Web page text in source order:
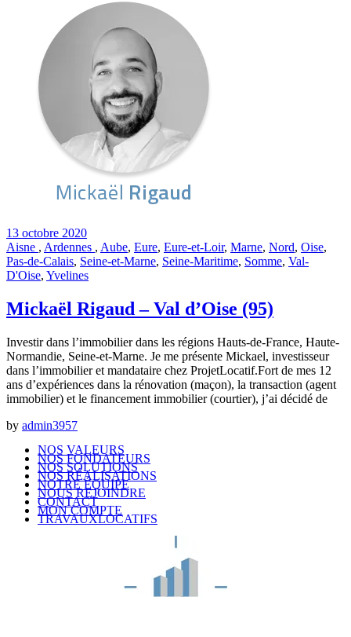
13 octobre 2020
Aisne , Ardennes , Aube, Eure, Eure-et-Loir, Marne, Nord, Oise,
Pas-de-Calais, Seine-et-Marne, Seine-Maritime, Somme, Val-
D'Oise, Yvelines
Mickaël Rigaud – Val d’Oise (95)
Investir dans l’immobilier dans les régions Hauts-de-France, Haute-
Normandie, Seine-et-Marne. Je me présente Mickael, investisseur
dans l’immobilier et mandataire chez ProjetLocatif.Fort de mes 12
ans d’expériences dans la rénovation (maçon), la transaction (agent
immobilier) et le financement immobilier (courtier), j’ai décidé de
by admin3957
NOS VALEURS
NOS FONDATEURS
NOS SOLUTIONS
NOS RÉALISATIONS
NOTRE ÉQUIPE
NOUS REJOINDRE
CONTACT
MON COMPTE
TRAVAUXLOCATIFS